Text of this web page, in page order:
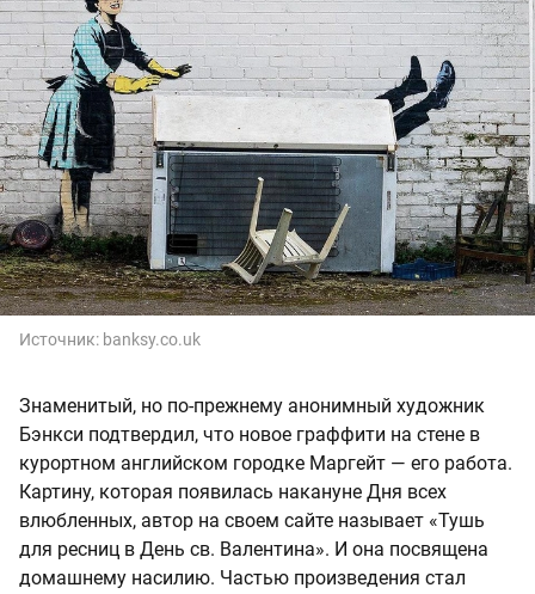
Источник: banksy.co.uk
Знаменитый, но по-прежнему анонимный художник
Бэнкси подтвердил, что новое граффити на стене в
курортном английском городке Маргейт — его работа.
Картину, которая появилась накануне Дня всех
влюбленных, автор на своем сайте называет «Тушь
для ресниц в День св. Валентина». И она посвящена
домашнему насилию. Частью произведения стал